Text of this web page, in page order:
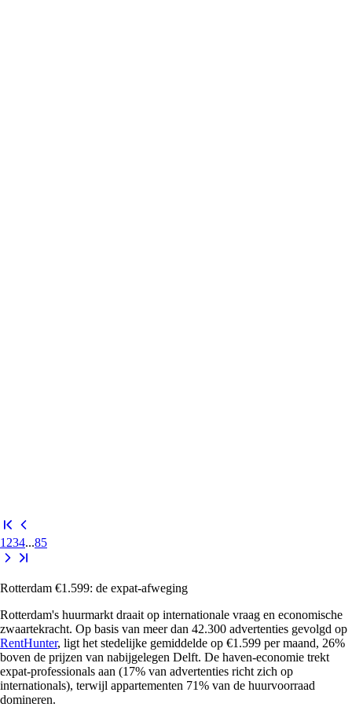
1 234...85
Rotterdam €1.599: de expat-afweging
Rotterdam's huurmarkt draait op internationale vraag en economische
zwaartekracht. Op basis van meer dan 42.300 advertenties gevolgd op
RentHunter, ligt het stedelijke gemiddelde op €1.599 per maand, 26%
boven de prijzen van nabijgelegen Delft. De haven-economie trekt
expat-professionals aan (17% van advertenties richt zich op
internationals), terwijl appartementen 71% van de huurvoorraad
domineren.